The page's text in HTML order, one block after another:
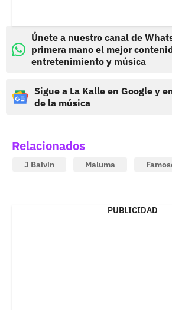
Únete a nuestro canal de
primera mano el mejor
entretenimiento y música
Sigue a La Kalle en Google y
de la música
Relacionados
J Balvin Maluma
PUBLICIDAD